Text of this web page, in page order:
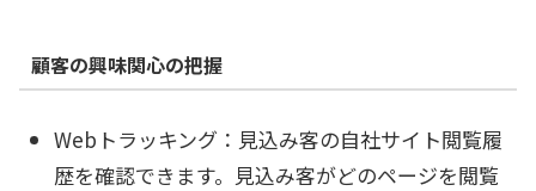
顧客の興味関心の把握
Webトラッキング：見込み客の自社サイト閲覧履
歴を確認できます。見込み客がどのページを閲覧